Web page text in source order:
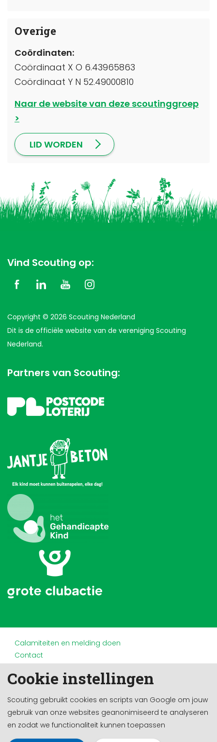
Cookie instellingen
Scouting gebruikt cookies en scripts van Google om jouw
gebruik van onze websites geanonimiseerd te analyseren
en zodat we functionaliteit kunnen toepassen
Overige
Coördinaten:
Coördinaat X O 6.43965863
Coördinaat Y N 52.49000810
Naar de website van deze scoutinggroep
LID WORDEN
Vind Scouting op:
Copyright © 2026 Scouting Nederland
Dit is de officiële website van de vereniging Scouting
Nederland.
Partners van Scouting:
Calamiteiten en melding doen
Contact
Doneren en nalaten
Privacy
Werken bij
Cookie-instellingen
Ontwikkeld door a&m impact